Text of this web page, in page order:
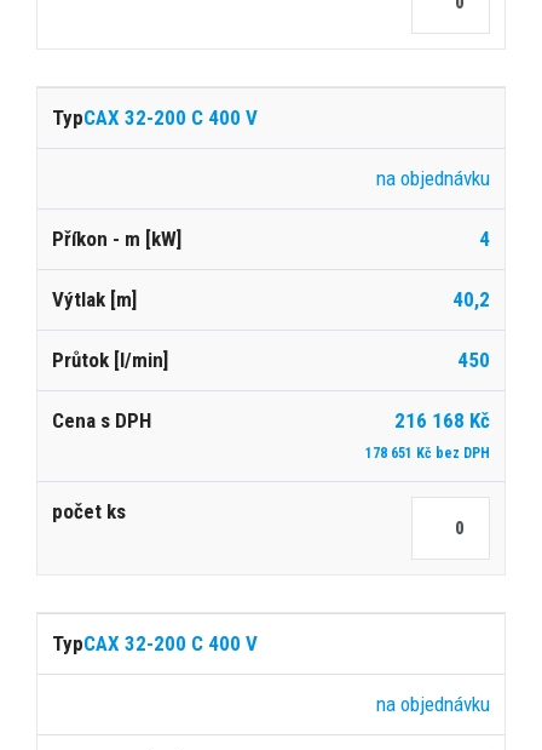
CAX 32-200 C 400 V
na objednávku
4
40,2
450
216 168 Kč
178 651 Kč bez DPH
CAX 32-200 C 400 V
na objednávku